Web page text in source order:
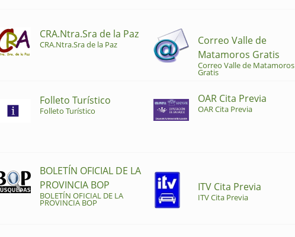
CRA.Ntra.Sra de la Paz
CRA.Ntra.Sra de la Paz
Correo Valle de
Matamoros Gratis
Correo Valle de Matamoros
Gratis
Folleto Turístico
Folleto Turístico
OAR Cita Previa
OAR Cita Previa
BOLETÍN OFICIAL DE LA
PROVINCIA BOP
BOLETÍN OFICIAL DE LA
PROVINCIA BOP
ITV Cita Previa
ITV Cita Previa